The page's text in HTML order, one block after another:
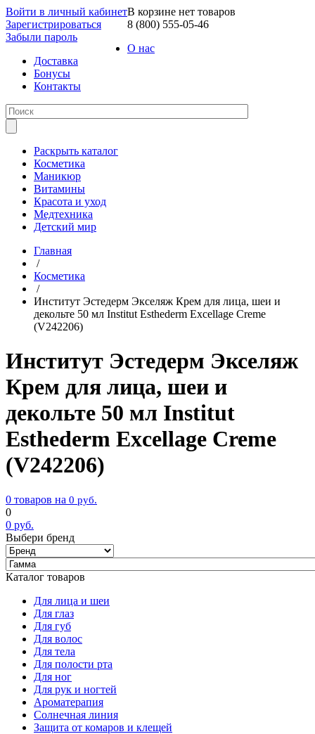
Войти в личный кабинет
Зарегистрироваться
Забыли пароль
В корзине нет товаров
8 (800) 555-05-46
О нас
Доставка
Бонусы
Контакты
Раскрыть каталог
Косметика
Маникюр
Витамины
Красота и уход
Медтехника
Детский мир
Главная
/
Косметика
/
Институт Эстедерм Экселяж Крем для лица, шеи и
декольте 50 мл Institut Esthederm Excellage Сreme
(V242206)
Институт Эстедерм Экселяж
Крем для лица, шеи и
декольте 50 мл Institut
Esthederm Excellage Сreme
(V242206)
0 товаров на 0 руб.
0
0 руб.
Выбери бренд
Каталог товаров
Для лица и шеи
Для глаз
Для губ
Для волос
Для тела
Для полости рта
Для ног
Для рук и ногтей
Ароматерапия
Солнечная линия
Защита от комаров и клещей